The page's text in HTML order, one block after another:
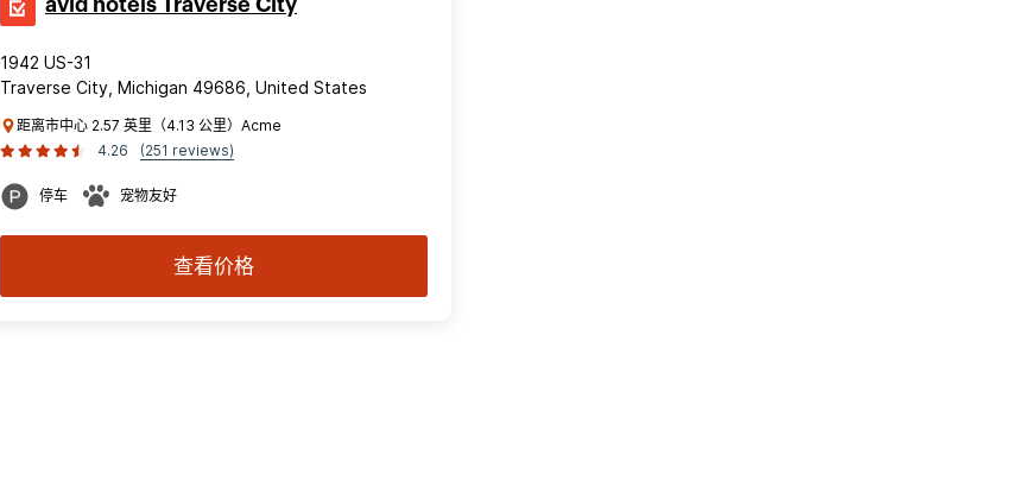
avid hotels Traverse City
1942 US-31
Traverse City, Michigan 49686, United States
距离市中心 2.57 英里（4.13 公里）Acme
4.26
(251 reviews)
停车 宠物友好
查看价格